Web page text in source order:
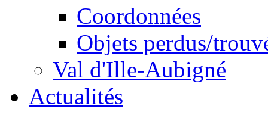
Coordonnées
Objets perdus/
Val d'Ille-Aubigné
Actualités